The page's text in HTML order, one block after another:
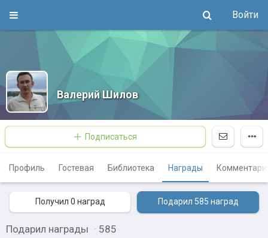
Войти
Валерий Шилов
Подписаться
Профиль Гостевая Библиотека Награды
Получил 0 наград Подарил 585 наград
Подарил награды · 585